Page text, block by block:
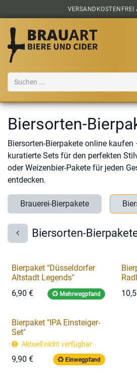
Zum Inhalt springenVERSANDKOSTENFREI
Biersorten-
Biersorten-Bierpakete online
kuratierte Sets für den perfekten
oder Weizenbier-Pakete für jeden
entdecken.
Brauerei-Bierpakete
Biersorten-
Bierpaket "Düsseldorfer
Altstadt Legends"
6,90 € Mehrwegpfand
Bierpaket "IPA Einsteiger-
Set"
Aktuell nicht verfügbar
9,90 € Einwegpfand